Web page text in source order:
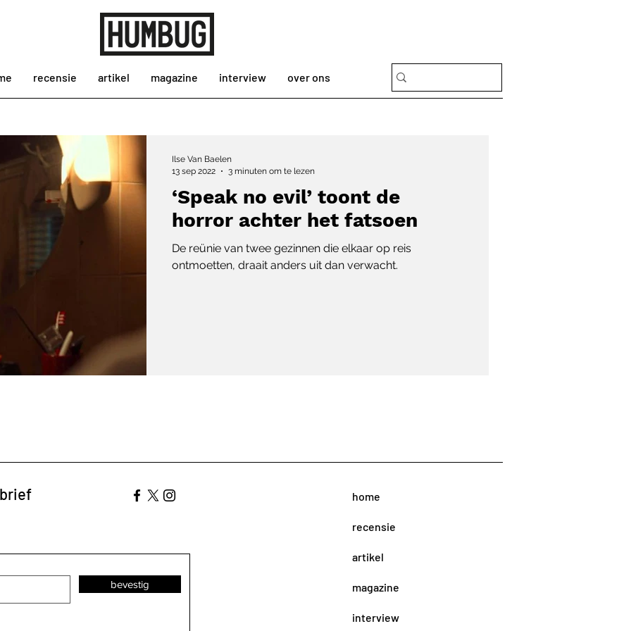
recensie artikel magazine interview over ons
‘Speak no evil’ toont de
horror achter het fatsoen
De reünie van twee gezinnen die elkaar op reis
ontmoetten, draait anders uit dan verwacht.
Ilse Van Baelen
13 sep 2022
3 minuten om te lezen
bevestig
home
recensie
artikel
magazine
interview